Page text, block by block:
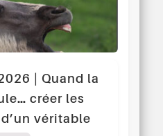
| Quand la
créer les
véritable